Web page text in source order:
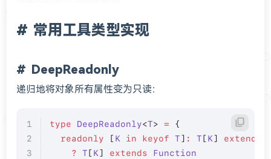
常用工具类型实现
DeepReadonly
递归地将对象所有属性变为只读：
type DeepReadonly<T> = {
  readonly
[ K in keyof T] : T [ K] extends
    ?
T [ K] extends Function